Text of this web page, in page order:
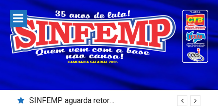
para
conteúdo
SINFEMP aguarda retorno as demandas dos servidores de Patos até dia 13 de agosto